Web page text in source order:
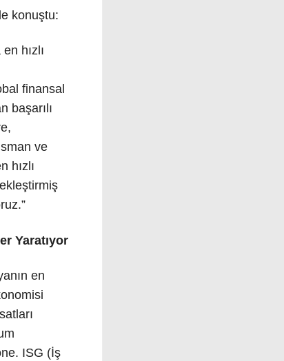
konuştu:
hızlı
finansal
başarılı
ve
hızlı
Yaratıyor
en
ISG (İş